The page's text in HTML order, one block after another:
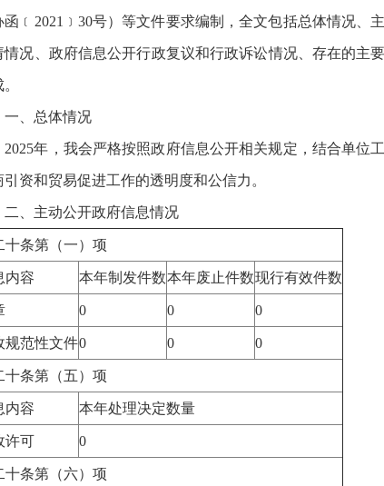
函﹝2021﹞30号）等文件要求编制，全文包括总体情况、
情况、政府信息公开行政复议和行政诉讼情况、存在的主
总体情况
年，我会严格按照政府信息公开相关规定，结合单位工
引资和贸易促进工作的透明度和公信力。
主动公开政府信息情况
十条第（一）项
内容 本年制发件数本年废止件数现行有效件数
0 0 0
规范性文件0 0 0
十条第（五）项
内容 本年处理决定数量
许可 0
十条第（六）项